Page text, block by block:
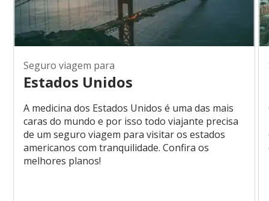
Seguro viagem para
Estados Unidos
A medicina dos Estados Unidos é uma das mais
caras do mundo e por isso todo viajante precisa
de um seguro viagem para visitar os estados
americanos com tranquilidade. Confira os
melhores planos!